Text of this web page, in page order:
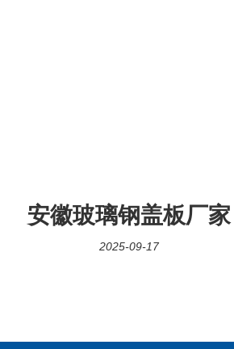
安徽玻璃钢盖板厂家
2025-09-17